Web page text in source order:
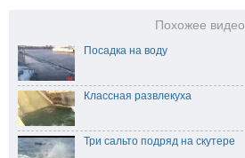
Похожее видео
Посадка на воду
Классная развлекуха
Три сальто подряд на скутере